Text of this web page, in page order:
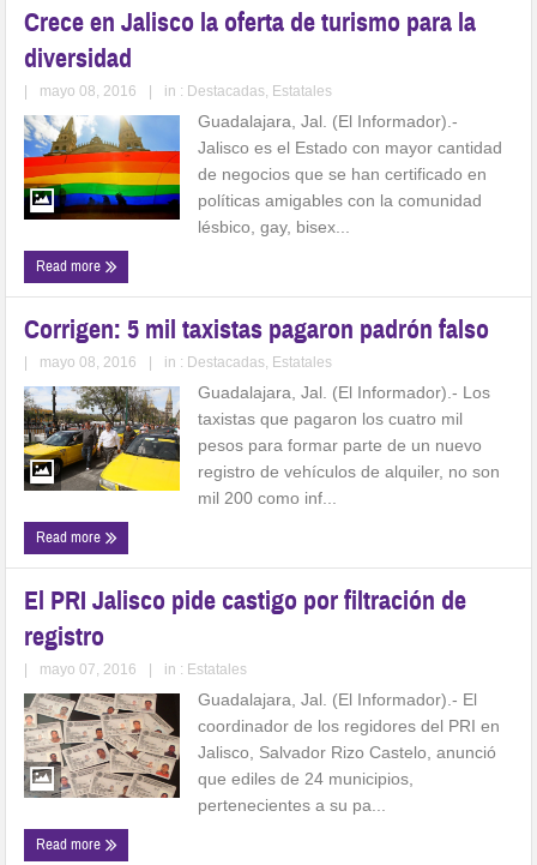
Crece en Jalisco la oferta de turismo para la
diversidad
mayo 08, 2016 in : Destacadas, Estatales
Guadalajara, Jal. (El Informador).-
Jalisco es el Estado con mayor cantidad
de negocios que se han certificado en
políticas amigables con la comunidad
lésbico, gay, bisex...
Read more
Corrigen: 5 mil taxistas pagaron padrón falso
mayo 08, 2016 in : Destacadas, Estatales
Guadalajara, Jal. (El Informador).- Los
taxistas que pagaron los cuatro mil
pesos para formar parte de un nuevo
registro de vehículos de alquiler, no son
mil 200 como inf...
Read more
El PRI Jalisco pide castigo por filtración de
registro
mayo 07, 2016 in : Estatales
Guadalajara, Jal. (El Informador).- El
coordinador de los regidores del PRI en
Jalisco, Salvador Rizo Castelo, anunció
que ediles de 24 municipios,
pertenecientes a su pa...
Read more